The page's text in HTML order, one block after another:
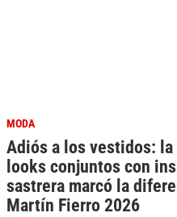
MODA
Adiós a los vestidos:
looks conjuntos con
sastrera marcó la
Martín Fierro 2026